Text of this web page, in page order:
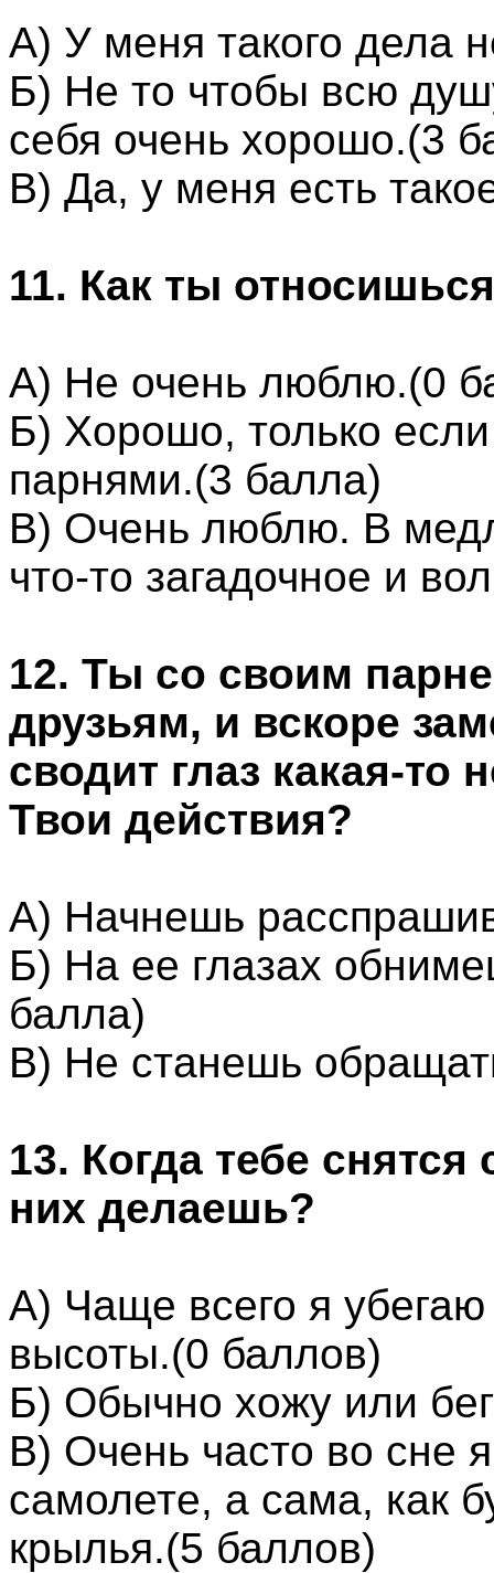
А) У меня такого дела
Б) Не то чтобы всю
себя очень хорошо.(3
В) Да, у меня есть
11. Как ты
А) Не очень люблю.(0
Б) Хорошо, только
парнями.(3 балла)
В) Очень люблю. В
что-то загадочное и
12. Ты со своим
друзьям, и вскоре
сводит глаз какая-то
Твои действия?
А) Начнешь
Б) На ее глазах
балла)
В) Не станешь
13. Когда тебе
них делаешь?
А) Чаще всего я
высоты.(0 баллов)
Б) Обычно хожу или
В) Очень часто во сне
самолете, а сама, как
крылья.(5 баллов)